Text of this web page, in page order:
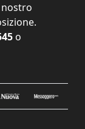
nostro
o